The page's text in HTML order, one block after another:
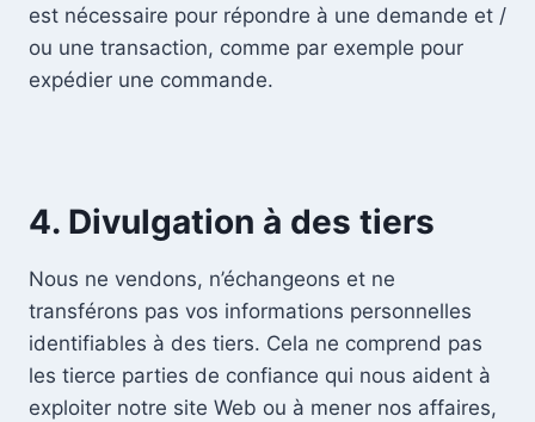
est nécessaire pour répondre à une demande et /
ou une transaction, comme par exemple pour
expédier une commande.
4. Divulgation à des tiers
Nous ne vendons, n’échangeons et ne
transférons pas vos informations personnelles
identifiables à des tiers. Cela ne comprend pas
les tierce parties de confiance qui nous aident à
exploiter notre site Web ou à mener nos affaires,